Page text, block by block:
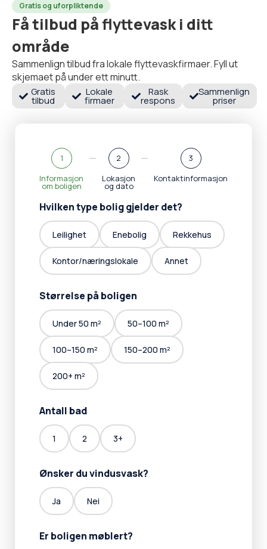
Gratis og uforpliktende
Få tilbud på flyttevask i ditt
område
Sammenlign tilbud fra lokale flyttevaskfirmaer. Fyll ut
skjemaet på under ett minutt.
Gratis
tilbud
Lokale
firmaer
Rask
respons
Sammenlign
priser
1
Informasjon
om boligen
2
Lokasjon
og dato
3
Kontaktinformasjon
Hvilken type bolig gjelder det?
Leilighet Enebolig Rekkehus
Kontor/næringslokale Annet
Størrelse på boligen
Under 50 m² 50–100 m²
100–150 m² 150–200 m²
200+ m²
Antall bad
1 2 3+
Ønsker du vindusvask?
Ja Nei
Er boligen møblert?